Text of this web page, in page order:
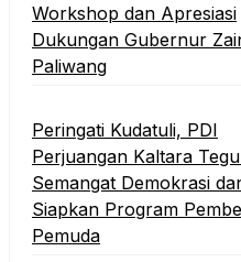
Workshop dan Apresiasi
Dukungan Gubernur
Paliwang
Peringati Kudatuli, PDI
Perjuangan Kaltara
Semangat Demokrasi
Siapkan Program
Pemuda